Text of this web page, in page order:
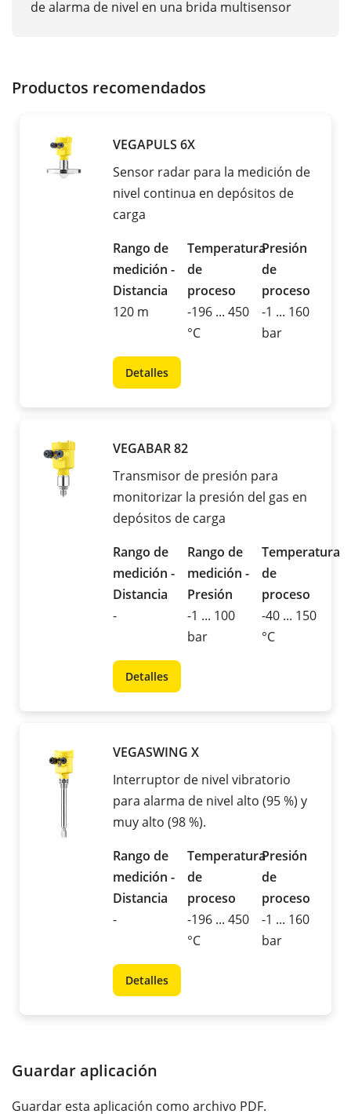
de alarma de nivel en una brida multisensor
Productos recomendados
VEGAPULS 6X
Sensor radar para la medición de
nivel continua en depósitos de
carga
Rango de
medición -
Distancia
120 m
Temperatura
de
proceso
-196 ... 450
°C
Presión
de
proceso
-1 ... 160
bar
Detalles
VEGABAR 82
Transmisor de presión para
monitorizar la presión del gas en
depósitos de carga
Rango de
medición -
Distancia
-
Rango de
medición -
Presión
-1 ... 100
bar
Temperatura
de
proceso
-40 ... 150
°C
Detalles
VEGASWING X
Interruptor de nivel vibratorio
para alarma de nivel alto (95 %) y
muy alto (98 %).
Rango de
medición -
Distancia
-
Temperatura
de
proceso
-196 ... 450
°C
Presión
de
proceso
-1 ... 160
bar
Detalles
Guardar aplicación
Guardar esta aplicación como archivo PDF.